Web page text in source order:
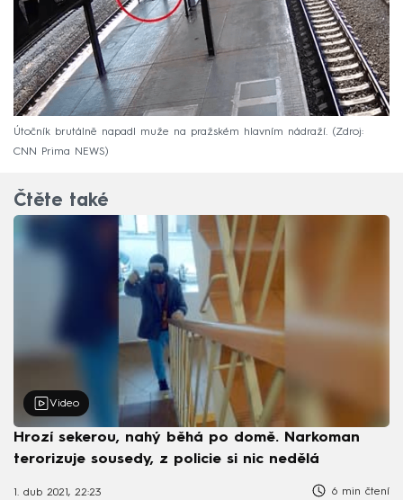
Útočník brutálně napadl muže na pražském hlavním nádraží.
Zdroj:
CNN Prima NEWS
Čtěte také
Video
Hrozí sekerou, nahý běhá po domě. Narkoman
terorizuje sousedy, z policie si nic nedělá
1. dub 2021, 22:23 6 min čtení